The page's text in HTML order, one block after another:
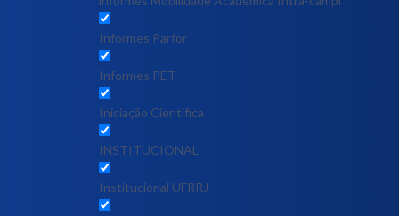
Informes Parfor
Informes PET
Iniciação Científica
INSTITUCIONAL
Institucional UFRRJ